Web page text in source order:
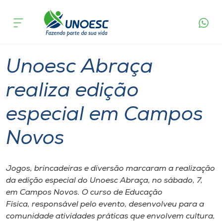
Cursos
Atendimento ao Estudante
Portal de Ensino
A
Unoesc
Internacionalização
acontece
Unoesc Abraça
realiza edição
especial em Campos
Novos
Jogos, brincadeiras e diversão marcaram a realização
da edição especial do Unoesc Abraça, no sábado, 7,
em Campos Novos. O curso de Educação
Física, responsável pelo evento, desenvolveu para a
comunidade atividades práticas que envolvem cultura,